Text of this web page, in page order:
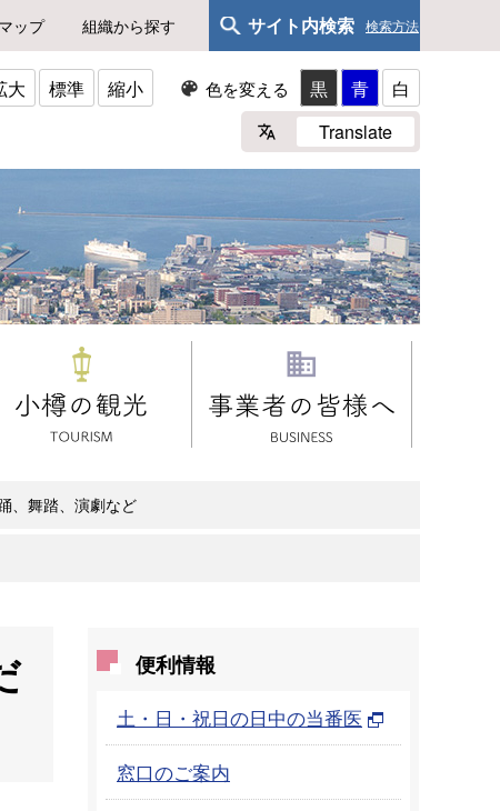
ップ 組織から探す サイト内検索 検索方法
大 標準 縮小 色を変える 黒 青
白
Translate
、舞踏、演劇など
便利情報
土・日・祝日の日中の当番医
窓口のご案内